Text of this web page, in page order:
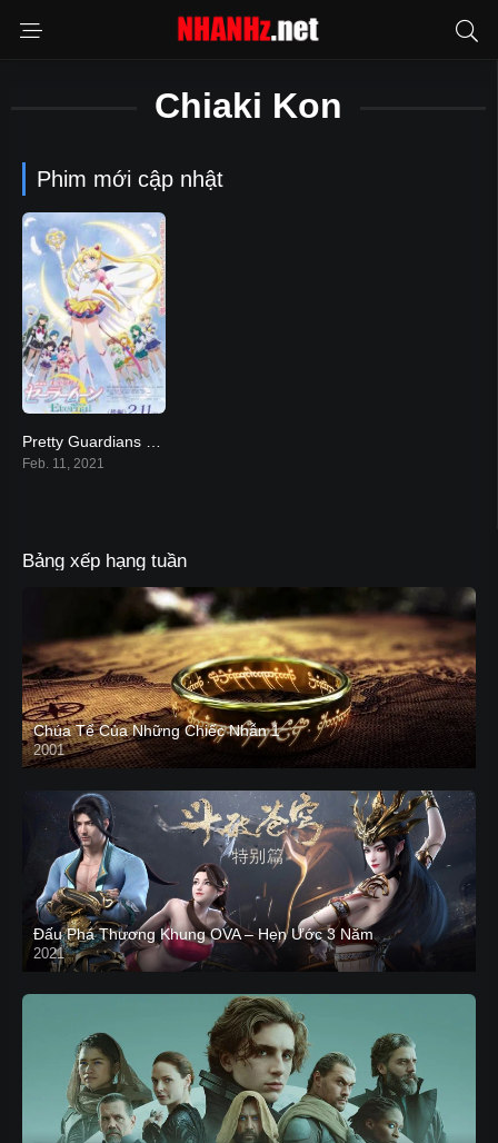
Chiaki Kon
Phim mới cập nhật
0
Feb. 11, 2021
Bảng xếp hạng tuần
Chúa Tể Của Những Chiếc Nhẫn 1
2001
Đấu Phá Thương Khung OVA – Hẹn Ước 3 Năm
2021